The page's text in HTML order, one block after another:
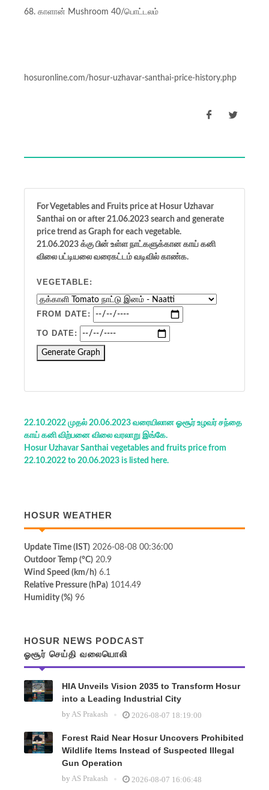
68. காளான் Mushroom 40/பொட்டலம்
hosuronline.com/hosur-uzhavar-santhai-price-history.php
For Vegetables and Fruits price at Hosur Uzhavar
Santhai on or after 21.06.2023 search and generate
price trend as Graph for each vegetable.
21.06.2023 க்கு பின் உள்ள நாட்களுக்கான காய் கனி
விலை பட்டியலை வரைகட்டம் வடிவில் காண்க.
VEGETABLE:
FROM DATE:
TO DATE:
Generate Graph
22.10.2022 முதல் 20.06.2023 வரையிலான ஓசூர் உழவர் சந்தை
காய் கனி விற்பனை விலை வரலாறு இங்கே.
Hosur Uzhavar Santhai vegetables and fruits price from
22.10.2022 to 20.06.2023 is listed here.
HOSUR WEATHER
Update Time (IST) 2026-08-08 00:36:00
Outdoor Temp (°C) 20.9
Wind Speed (km/h) 6.1
Relative Pressure (hPa) 1014.49
Humidity (%) 96
HOSUR NEWS PODCAST
ஓசூர் செய்தி வலையொலி
HIA Unveils Vision 2035 to Transform Hosur
into a Leading Industrial City
by AS Prakash 2026-08-07 18:19:00
Forest Raid Near Hosur Uncovers Prohibited
Wildlife Items Instead of Suspected Illegal
Gun Operation
by AS Prakash 2026-08-07 16:06:48